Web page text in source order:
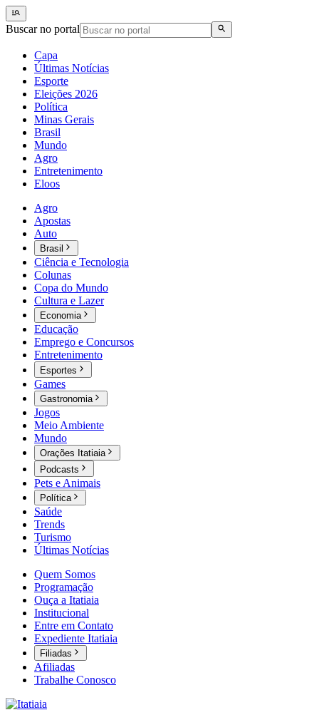
Buscar no portal
Capa
Últimas Notícias
Esporte
Eleições 2026
Política
Minas Gerais
Brasil
Mundo
Agro
Entretenimento
Eloos
Agro
Apostas
Auto
Brasil
Ciência e Tecnologia
Colunas
Copa do Mundo
Cultura e Lazer
Economia
Educação
Emprego e Concursos
Entretenimento
Esportes
Games
Gastronomia
Jogos
Meio Ambiente
Mundo
Orações Itatiaia
Podcasts
Pets e Animais
Política
Saúde
Trends
Turismo
Últimas Notícias
Quem Somos
Programação
Ouça a Itatiaia
Institucional
Entre em Contato
Expediente Itatiaia
Filiadas
Afiliadas
Trabalhe Conosco